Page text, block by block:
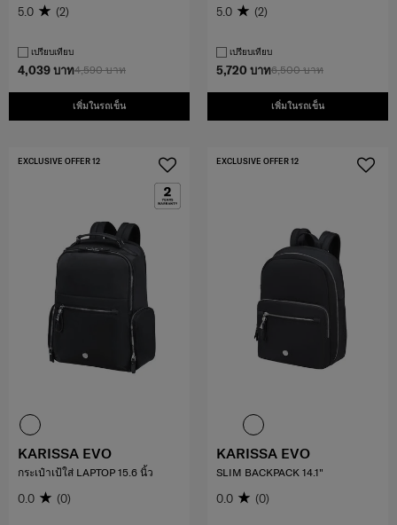
4,590 บาท
4,039 บาท
เพิ่มในรถเข็น
5.0 (2)
เปรียบเทียบ
6,500 บาท
5,720 บาท
เพิ่มในรถเข็น
5.0 (2)
เปรียบเทียบ
EXCLUSIVE OFFER 12
KARISSA EVO
กระเป๋าเป้ใส่ LAPTOP 15.6 นิ้ว
0.0 (0)
EXCLUSIVE OFFER 12
KARISSA EVO
SLIM BACKPACK 14.1"
0.0 (0)